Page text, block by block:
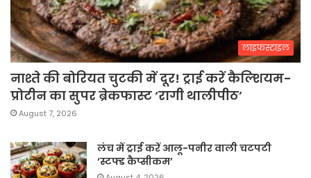
लाइफस्टाइल
नाश्ते की बोरियत चुटकी में दूर! ट्राई करें कैल्शियम-
प्रोटीन का सुपर ब्रेकफास्ट ‘रागी थालीपीठ’
August 7, 2026
लंच में ट्राई करें आलू-पनीर वाली चटपटी
‘स्टफ्ड कैप्सीकम’